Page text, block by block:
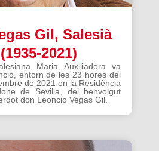
Gil, Salesià
2021)
Maria Auxiliadora va
entorn de les 23 hores del
de 2021 en la Residència
de Sevilla, del benvolgut
don Leoncio Vegas Gil.